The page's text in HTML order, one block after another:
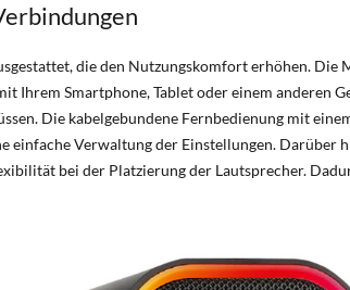
die den Nutzungskomfort erhöhen.
Smartphone, Tablet oder einem anderen
Die kabelgebundene Fernbedienung mit
Verwaltung der Einstellungen. Darüber
bei der Platzierung der Lautsprecher.